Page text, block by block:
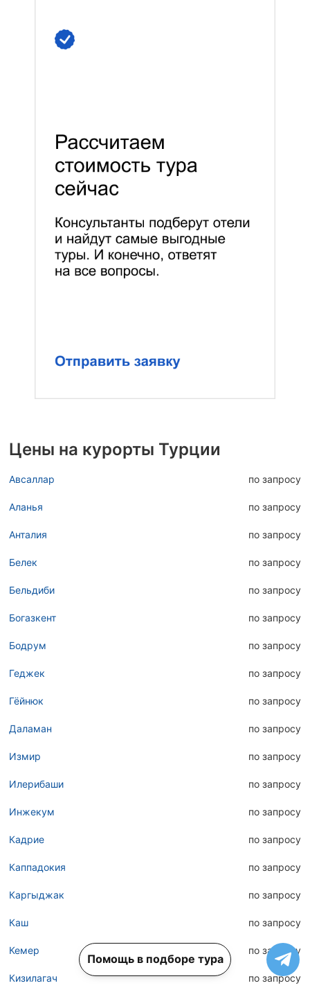
Цены на курорты Турции
Авсаллар по запросу
Аланья по запросу
Анталия по запросу
Белек по запросу
Бельдиби по запросу
Богазкент по запросу
Бодрум по запросу
Геджек по запросу
Гёйнюк по запросу
Даламан по запросу
Измир по запросу
Илерибаши по запросу
Инжекум по запросу
Кадрие по запросу
Каппадокия по запросу
Каргыджак по запросу
Каш по запросу
Кемер по запросу
Кизилагач по запросу
Помощь в подборе тура